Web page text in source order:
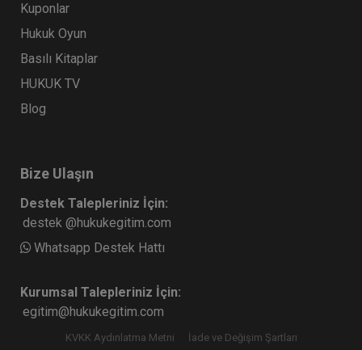
Kuponlar
Hukuk Oyun
Basılı Kitaplar
HUKUK TV
Blog
Bize Ulaşın
Destek Talepleriniz İçin:
destek @hukukegitim.com
Whatsapp Destek Hattı
Kurumsal Talepleriniz İçin:
egitim@hukukegitim.com
KVKK Aydınlatma Metni İade ve Değişim Şartları